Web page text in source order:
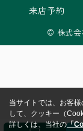
来店予約
© 株式会
当サイトでは、お客
して、クッキー（
詳しくは、当社の「